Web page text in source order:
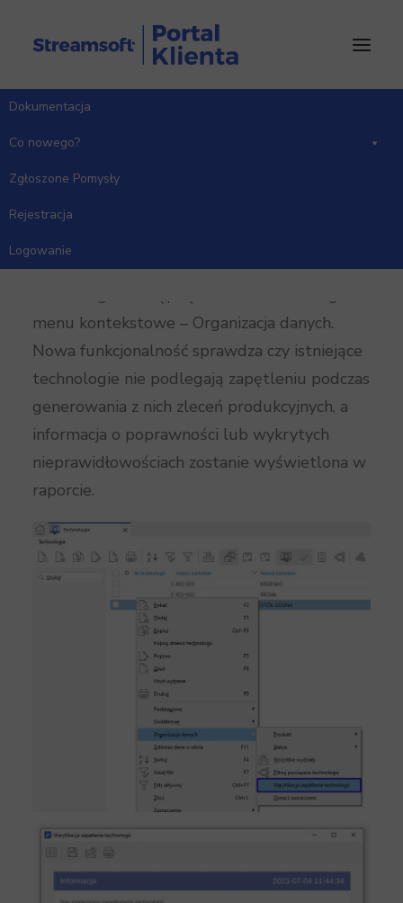
Dokumentacja
Co nowego?
Zgłoszone Pomysły
Rejestracja
Logowanie
Strona Główna
Moduł Zarządzanie produkcją 3.0
Dodano opcję „Weryfikacja zapętlenie
menu kontekstowe – Organizacja danych.
Nowa funkcjonalność sprawdza czy istniejące
technologie nie podlegają zapętleniu podczas
generowania z nich zleceń produkcyjnych, a
informacja o poprawności lub wykrytych
nieprawidłowościach zostanie wyświetlona w
raporcie.